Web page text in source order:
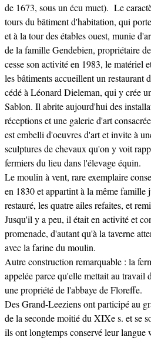
de 1673, sous un écu muet). Le
tours du bâtiment d'habitation, qui
et à la tour des étables ouest, munie
de la famille Gendebien, propriétaire
cesse son activité en 1983, le matériel
les bâtiments accueillent un
cédé à Léonard Dieleman, qui y crée
Sablon. Il abrite aujourd'hui des
réceptions et une galerie d'art
est embelli d'oeuvres d'art et invite à
sculptures de chevaux qu'on y voit
fermiers du lieu dans l'élevage équin.
Le moulin à vent, rare exemplaire
en 1830 et appartint à la même famille
restauré, les quatre ailes refaites, et
Jusqu'il y a peu, il était en activité et
promenade, d'autant qu'à la taverne
avec la farine du moulin.
Autre construction remarquable : la
appelée parce qu'elle mettait au travail
une propriété de l'abbaye de Floreffe.
Des Grand-Leeziens ont participé au
de la seconde moitié du XIXe s. et se
ils ont longtemps conservé leur langue